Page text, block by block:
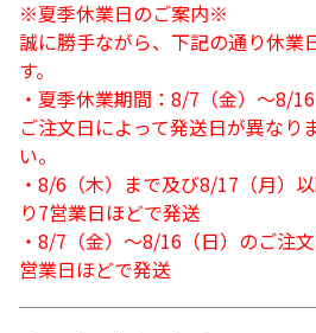
※夏季休業日のご案内※
誠に勝手ながら、下記の通り休業
す。
・夏季休業期間：8/7（金）～8/16
ご注文日によって発送日が異なり
い。
・8/6（木）まで及び8/17（月）
り7営業日ほどで発送
・8/7（金）～8/16（日）のご注
営業日ほどで発送